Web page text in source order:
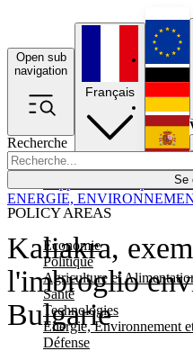
Open sub
navigation
Recherche
Se
POLICY AREAS
Economie
Politique
Agriculture et
Santé
Technologies
Energie, Environnement
Défense
Français
Kaliakra,
l'imbroglio
Bulgarie
ENERGIE,